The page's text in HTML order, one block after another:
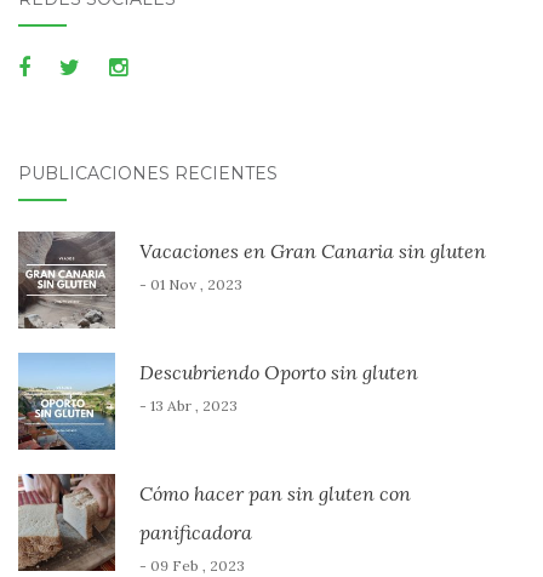
PUBLICACIONES RECIENTES
Vacaciones en Gran Canaria sin gluten
- 01 Nov , 2023
Descubriendo Oporto sin gluten
- 13 Abr , 2023
Cómo hacer pan sin gluten con
panificadora
- 09 Feb , 2023